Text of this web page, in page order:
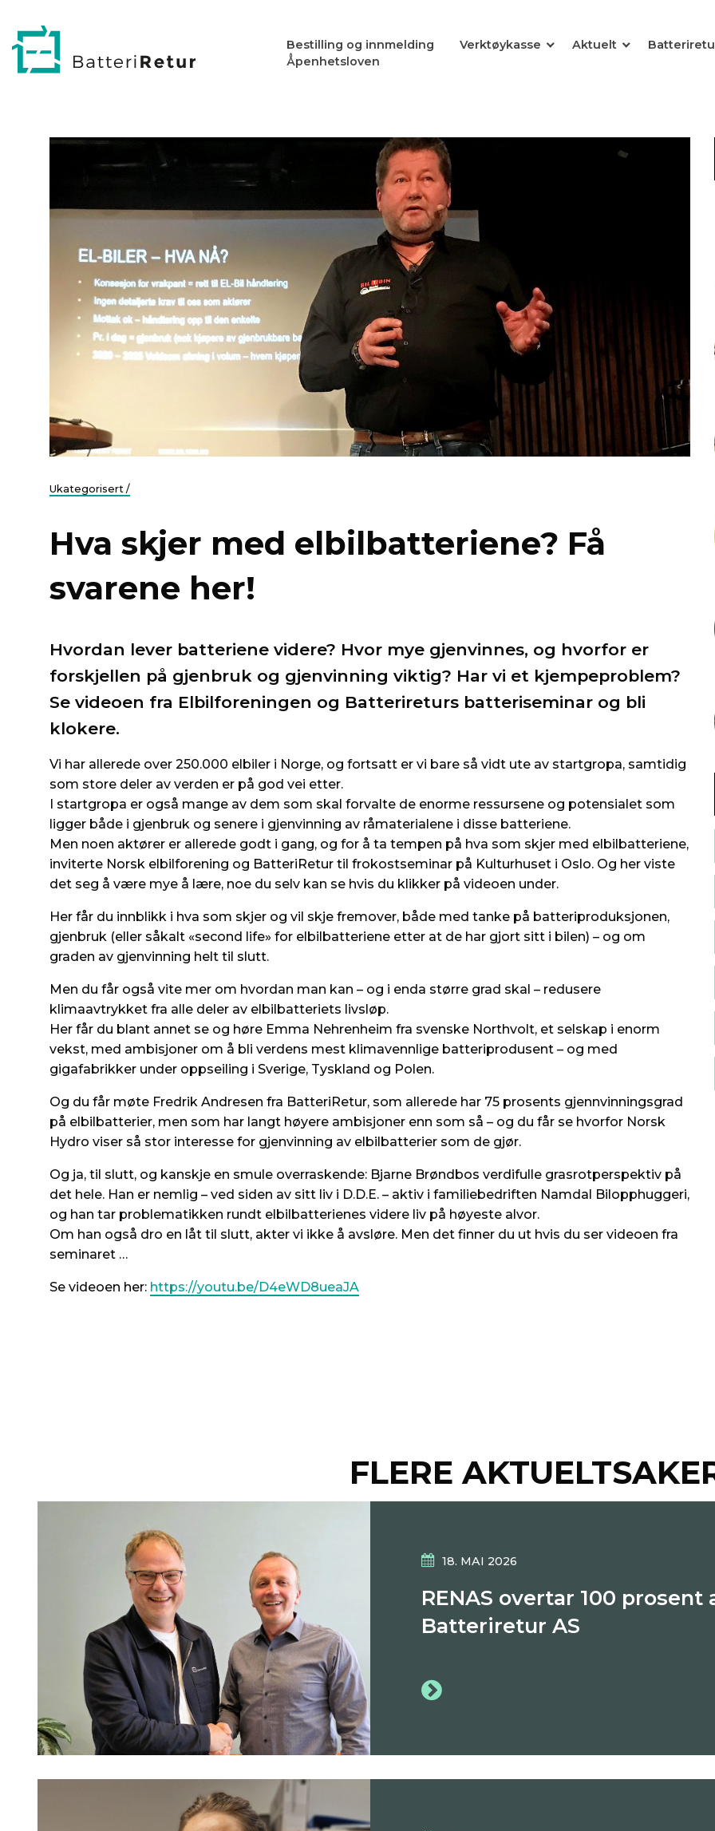
Bestilling og innmelding Verktøykasse Aktuelt
Åpenhetsloven
Ukategorisert /
Hva skjer med elbilbatteriene? Få
svarene her!
Hvordan lever batteriene videre? Hvor mye gjenvinnes, og hvorfor er
forskjellen på gjenbruk og gjenvinning viktig? Har vi et kjempeproblem?
Se videoen fra Elbilforeningen og Batterireturs batteriseminar og bli
klokere.
Vi har allerede over 250.000 elbiler i Norge, og fortsatt er vi bare så vidt ute av startgropa, samtidig
som store deler av verden er på god vei etter.
I startgropa er også mange av dem som skal forvalte de enorme ressursene og potensialet som
ligger både i gjenbruk og senere i gjenvinning av råmaterialene i disse batteriene.
Men noen aktører er allerede godt i gang, og for å ta tempen på hva som skjer med elbilbatteriene,
inviterte Norsk elbilforening og BatteriRetur til frokostseminar på Kulturhuset i Oslo. Og her viste
det seg å være mye å lære, noe du selv kan se hvis du klikker på videoen under.
Her får du innblikk i hva som skjer og vil skje fremover, både med tanke på batteriproduksjonen,
gjenbruk (eller såkalt «second life» for elbilbatteriene etter at de har gjort sitt i bilen) – og om
graden av gjenvinning helt til slutt.
Men du får også vite mer om hvordan man kan – og i enda større grad skal – redusere
klimaavtrykket fra alle deler av elbilbatteriets livsløp.
Her får du blant annet se og høre Emma Nehrenheim fra svenske Northvolt, et selskap i enorm
vekst, med ambisjoner om å bli verdens mest klimavennlige batteriprodusent – og med
gigafabrikker under oppseiling i Sverige, Tyskland og Polen.
Og du får møte Fredrik Andresen fra BatteriRetur, som allerede har 75 prosents gjennvinningsgrad
på elbilbatterier, men som har langt høyere ambisjoner enn som så – og du får se hvorfor Norsk
Hydro viser så stor interesse for gjenvinning av elbilbatterier som de gjør.
Og ja, til slutt, og kanskje en smule overraskende: Bjarne Brøndbos verdifulle grasrotperspektiv på
det hele. Han er nemlig – ved siden av sitt liv i D.D.E. – aktiv i familiebedriften Namdal Bilopphuggeri,
og han tar problematikken rundt elbilbatterienes videre liv på høyeste alvor.
Om han også dro en låt til slutt, akter vi ikke å avsløre. Men det finner du ut hvis du ser videoen fra
seminaret …
Se videoen her: https://youtu.be/D4eWD8ueaJA
FLERE
18. MAI 2026
RENAS overtar 100 prosent
Batteriretur AS